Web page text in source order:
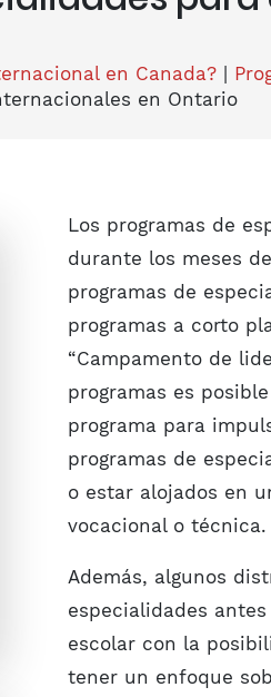
en Canada?
en Ontario
Los programas de
durante los meses
programas de
programas a corto
“Campamento de
programas es
programa para
programas de
o estar alojados en
vocacional o técnica.
Además, algunos
especialidades
escolar con la
tener un enfoque